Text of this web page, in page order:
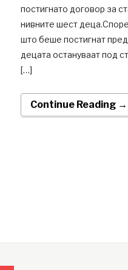
постигнато договор за
нивните шест
што беше постигнат
децата остануваат под
[…]
Continue Reading →